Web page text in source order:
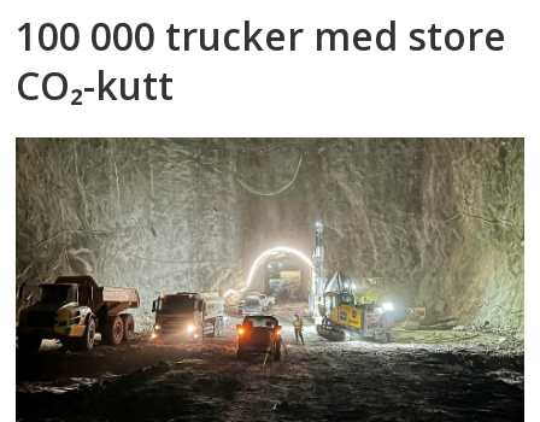
100 000 trucker med store
CO₂-kutt